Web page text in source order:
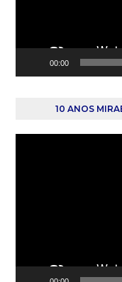
00:00
10 ANOS